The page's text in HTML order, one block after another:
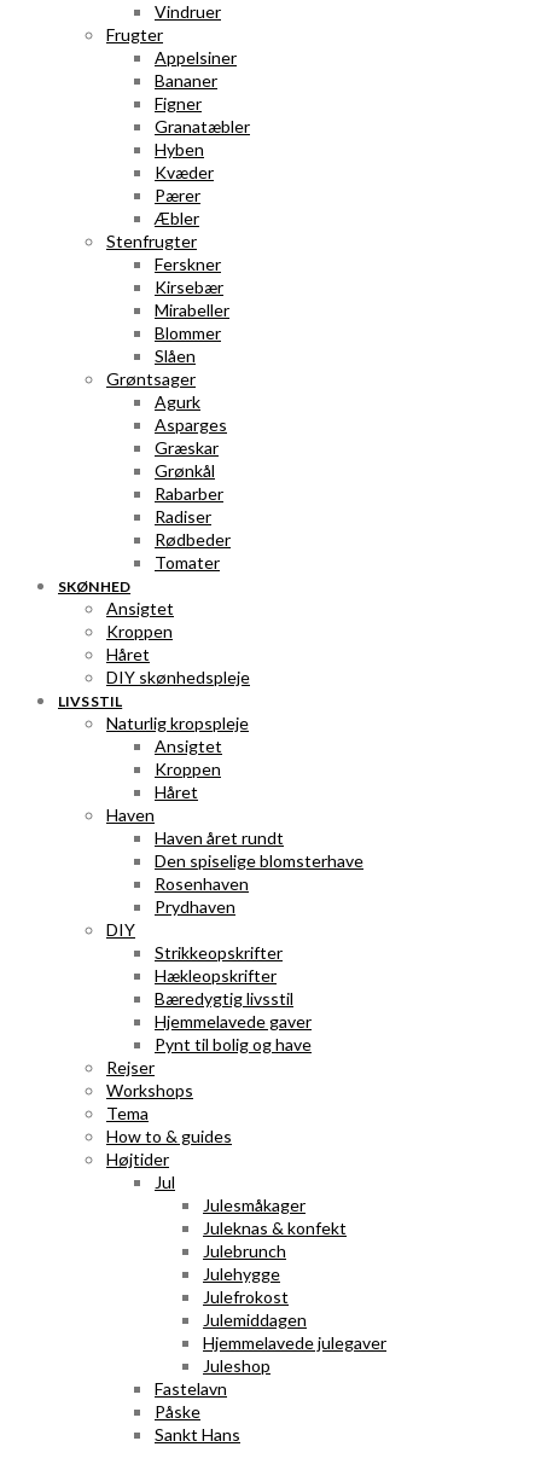
Vindruer
Frugter
Appelsiner
Bananer
Figner
Granatæbler
Hyben
Kvæder
Pærer
Æbler
Stenfrugter
Ferskner
Kirsebær
Mirabeller
Blommer
Slåen
Grøntsager
Agurk
Asparges
Græskar
Grønkål
Rabarber
Radiser
Rødbeder
Tomater
SKØNHED
Ansigtet
Kroppen
Håret
DIY skønhedspleje
LIVSSTIL
Naturlig kropspleje
Ansigtet
Kroppen
Håret
Haven
Haven året rundt
Den spiselige blomsterhave
Rosenhaven
Prydhaven
DIY
Strikkeopskrifter
Hækleopskrifter
Bæredygtig livsstil
Hjemmelavede gaver
Pynt til bolig og have
Rejser
Workshops
Tema
How to & guides
Højtider
Jul
Julesmåkager
Juleknas & konfekt
Julebrunch
Julehygge
Julefrokost
Julemiddagen
Hjemmelavede julegaver
Juleshop
Fastelavn
Påske
Sankt Hans